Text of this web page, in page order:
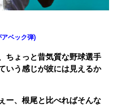
ベック弾)
ちょっと昔気質な野球選手
いう感じが彼には見えるか
ー、根尾と比べればそんな